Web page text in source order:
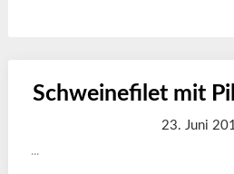
Schweinefilet mit
23. Juni
...